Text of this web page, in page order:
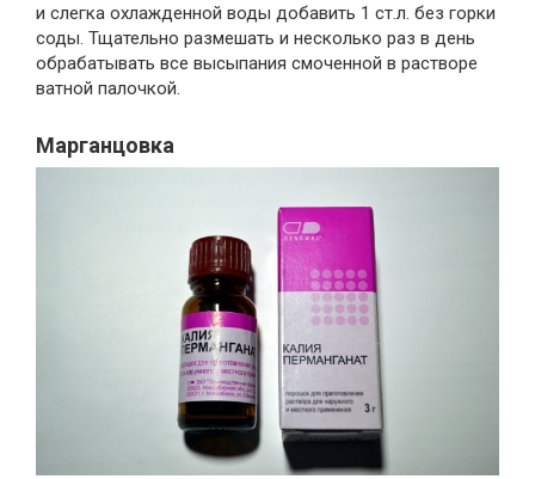
и слегка охлажденной воды добавить 1 ст.л. без горки
соды. Тщательно размешать и несколько раз в день
обрабатывать все высыпания смоченной в растворе
ватной палочкой.
Марганцовка